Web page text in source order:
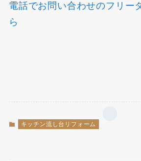
電話でお問い合わせのフリー
ら
キッチン流し台リフォーム